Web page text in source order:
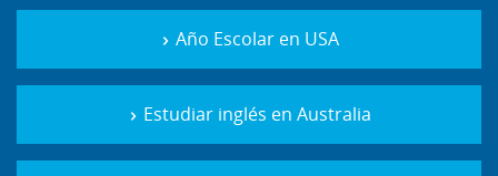
Año Escolar en USA
Estudiar inglés en Australia